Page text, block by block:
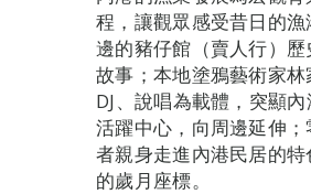
程，讓觀眾感受昔日的
邊的豬仔館（賣人行）
故事；本地塗鴉藝術家
DJ、說唱為載體，突顯
活躍中心，向周邊延伸
者親身走進內港民居的
的歲月座標。